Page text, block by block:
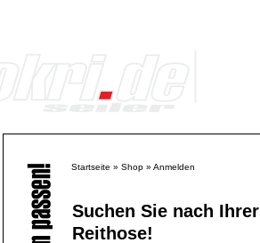
Startseite » Shop » Anmelden
Suchen Sie nach Ihrer
Reithose!